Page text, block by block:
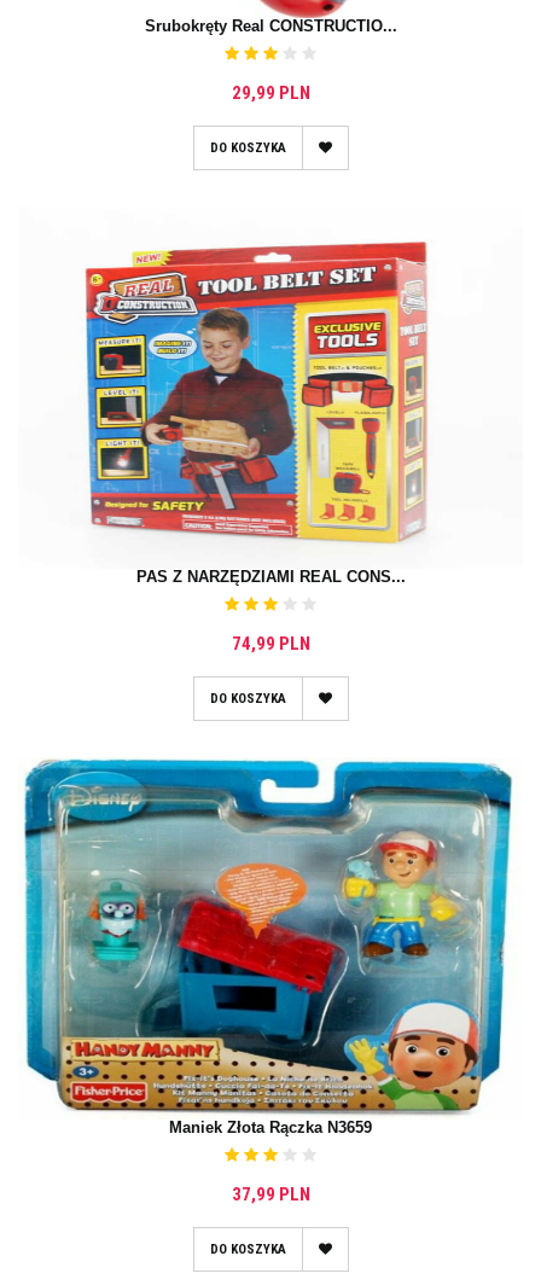
Śrubokręty Real CONSTRUCTIO...
29,99 PLN
DO KOSZYKA
PAS Z NARZĘDZIAMI REAL CONS...
74,99 PLN
DO KOSZYKA
Maniek Złota Rączka N3659
37,99 PLN
DO KOSZYKA